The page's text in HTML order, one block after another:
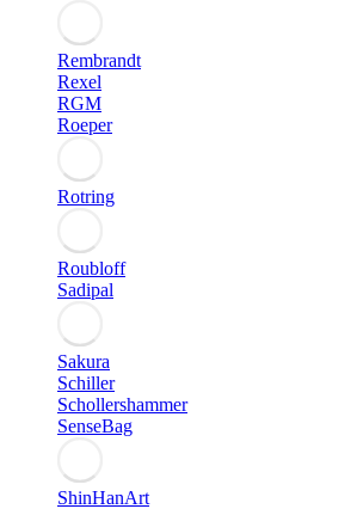
Rembrandt
Rexel
RGM
Roeper
Rotring
Roubloff
Sadipal
Sakura
Schiller
Schollershammer
SenseBag
ShinHanArt